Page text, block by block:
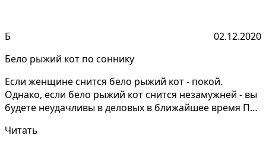
Б
02.12.2020
Бело рыжий кот по соннику
Если женщине снится бело рыжий кот - покой.
Однако, если бело рыжий кот снится незамужней - вы
будете неудачливы в деловых в ближайшее время По
Читать